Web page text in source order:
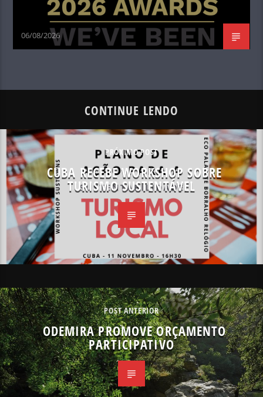
06/08/2026
CONTINUE LENDO
PRÓXIMO POST
CUBA RECEBE WORKSHOP SOBRE
TURISMO SUSTENTÁVEL
POST ANTERIOR
ODEMIRA PROMOVE ORÇAMENTO
PARTICIPATIVO